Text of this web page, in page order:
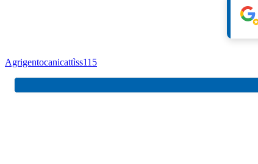
Agrigentocanicattìss115